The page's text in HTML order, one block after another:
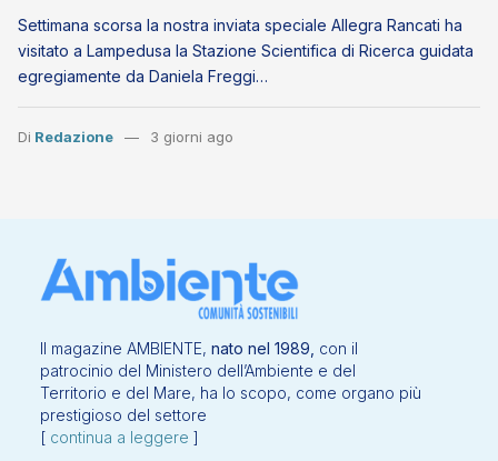
Settimana scorsa la nostra inviata speciale Allegra Rancati ha
visitato a Lampedusa la Stazione Scientifica di Ricerca guidata
egregiamente da Daniela Freggi…
Di Redazione 3 giorni ago
Il magazine AMBIENTE, nato nel 1989, con il
patrocinio del Ministero dell’Ambiente e del
Territorio e del Mare, ha lo scopo, come organo più
prestigioso del settore
[ continua a leggere ]